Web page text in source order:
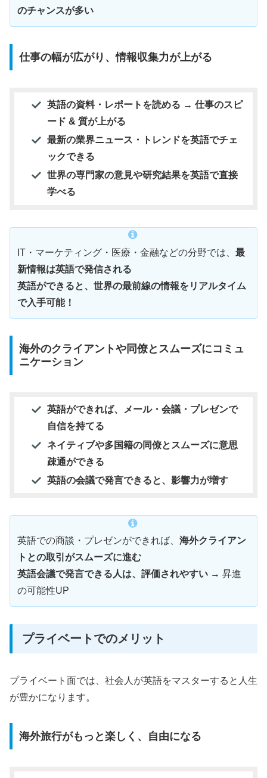
のチャンスが多い
仕事の幅が広がり、情報収集力が上がる
英語の資料・レポートを読める → 仕事のスピ
ード & 質が上がる
最新の業界ニュース・トレンドを英語でチェ
ックできる
世界の専門家の意見や研究結果を英語で直接
学べる
IT・マーケティング・医療・金融などの分野では、 最
新情報は英語で発信される
英語ができると、世界の最前線の情報をリアルタイム
で入手可能！
海外のクライアントや同僚とスムーズにコミュ
ニケーション
英語ができれば、メール・会議・プレゼンで
自信を持てる
ネイティブや多国籍の同僚とスムーズに意思
疎通ができる
英語の会議で発言できると、影響力が増す
英語での商談・プレゼンができれば、 海外クライアン
トとの取引がスムーズに進む
英語会議で発言できる人は、評価されやすい → 昇進
の可能性UP
プライベートでのメリット
プライベート面では、社会人が英語をマスターすると人生
が豊かになります。
海外旅行がもっと楽しく、自由になる